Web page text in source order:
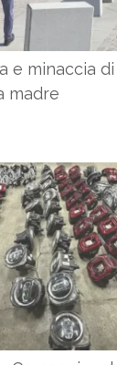
e minaccia
madre